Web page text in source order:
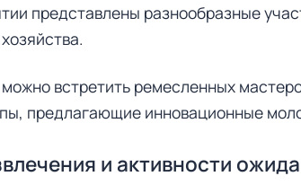
представлены разнообразные
встретить ремесленных
предлагающие инновационные
и активности
и
: